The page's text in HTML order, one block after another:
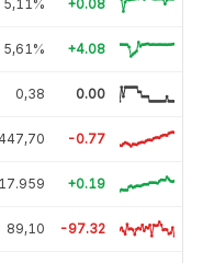
5,11% +0.08
5,61% +4.08
0,38 0.00
-0.77
17.959 +0.19
89,10 -97.32